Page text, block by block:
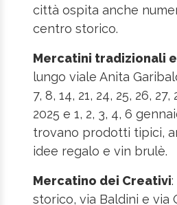
città ospita anche
centro storico.
Mercatini tradizionali
lungo viale Anita
7, 8, 14, 21, 24, 25, 26,
2025 e 1, 2, 3, 4, 6
trovano prodotti tipici,
idee regalo e vin brulè.
Mercatino dei Creativi
storico, via Baldini e via